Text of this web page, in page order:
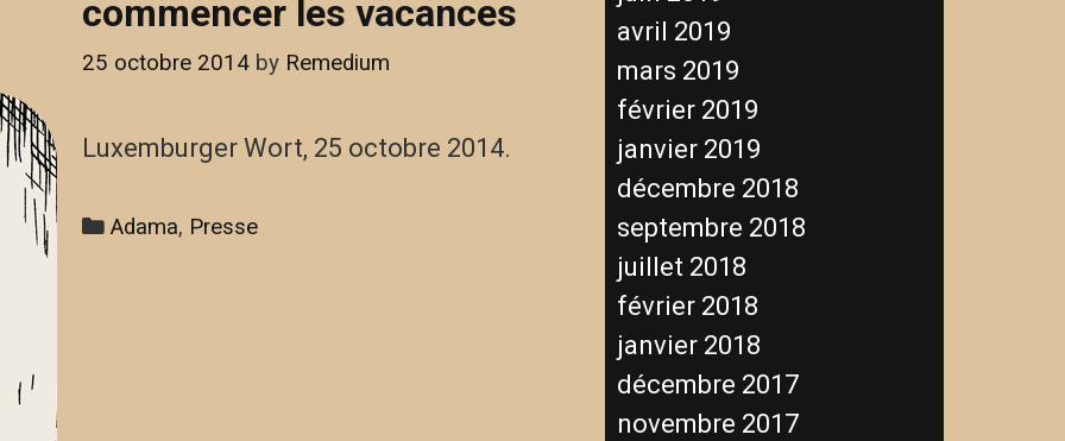
commencer les vacances
25 octobre 2014 by Remedium
Luxemburger Wort, 25 octobre 2014.
Categories
Adama, Presse
avril 2019
mars 2019
février 2019
janvier 2019
décembre 2018
septembre 2018
juillet 2018
février 2018
janvier 2018
décembre 2017
novembre 2017